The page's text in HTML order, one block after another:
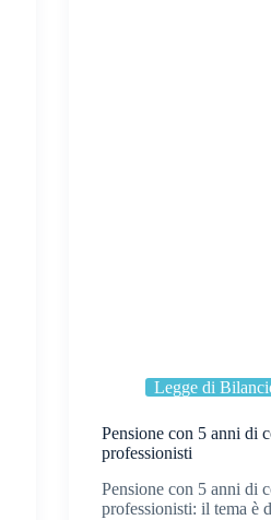
Legge di
Pensione con 5 anni di
professionisti
Pensione con 5 anni di
professionisti: il tema è